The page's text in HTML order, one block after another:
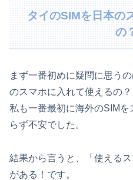
タイのSIMを日本の
の
まず一番初めに疑問に思う
のスマホに入れて使えるの
私も一番最初に海外のSIM
らず不安でした。
結果から言うと、「使える
がある！です。